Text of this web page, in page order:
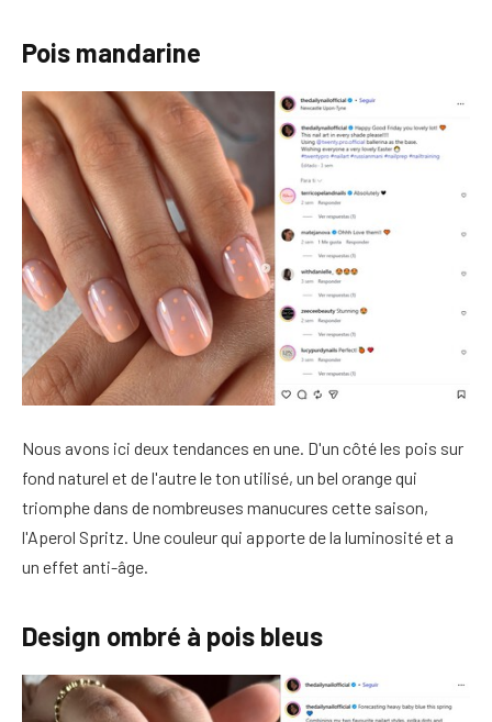
Pois mandarine
Nous avons ici deux tendances en une. D'un côté les pois sur
fond naturel et de l'autre le ton utilisé, un bel orange qui
triomphe dans de nombreuses manucures cette saison,
l'Aperol Spritz. Une couleur qui apporte de la luminosité et a
un effet anti-âge.
Design ombré à pois bleus